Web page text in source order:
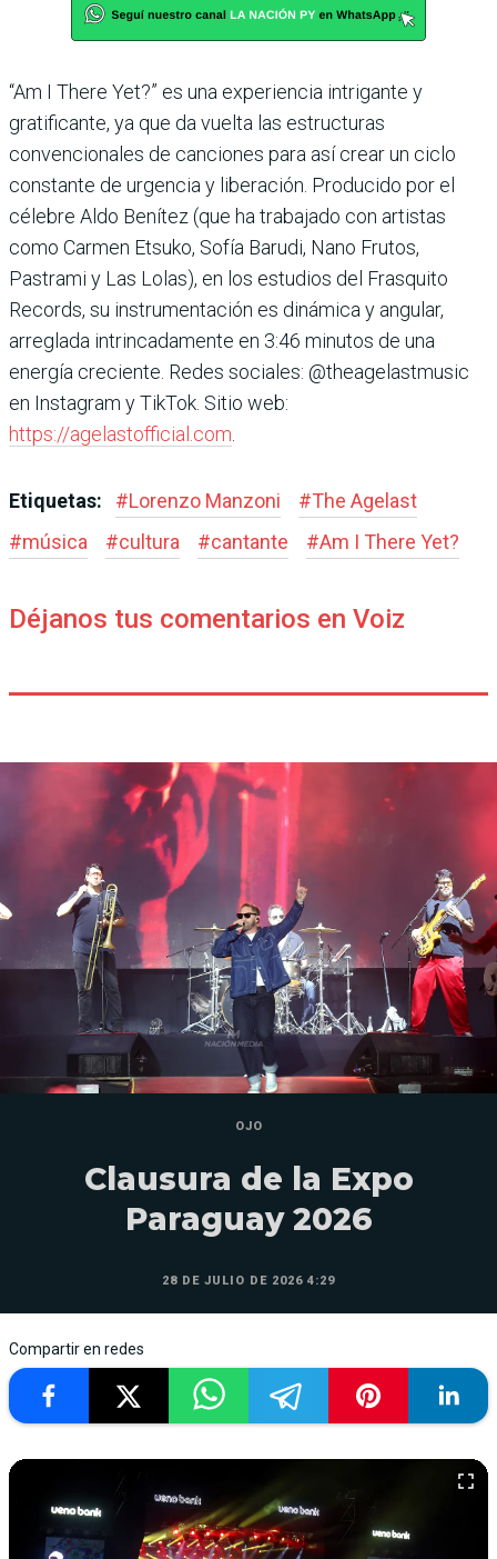
“Am I There Yet?” es una experiencia intrigante y
gratificante, ya que da vuelta las estructuras
convencionales de canciones para así crear un ciclo
constante de urgencia y liberación. Producido por el
célebre Aldo Benítez (que ha trabajado con artistas
como Carmen Etsuko, Sofía Barudi, Nano Frutos,
Pastrami y Las Lolas), en los estudios del Frasquito
Records, su instrumentación es dinámica y angular,
arreglada intrincadamente en 3:46 minutos de una
energía creciente. Redes sociales: @theagelastmusic
en Instagram y TikTok. Sitio web:
https://agelastofficial.com
Etiquetas: #Lorenzo Manzoni #The Agelast
#música #cultura #cantante #Am I There Yet?
Déjanos tus comentarios en Voiz
OJO
Clausura de la Expo
Paraguay 2026
28 DE JULIO DE 2026 4:29
Compartir en redes